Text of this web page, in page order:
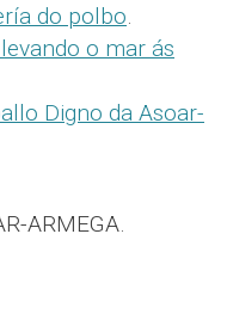
do polbo.
o mar ás
Digno da Asoar-
ARMEGA.